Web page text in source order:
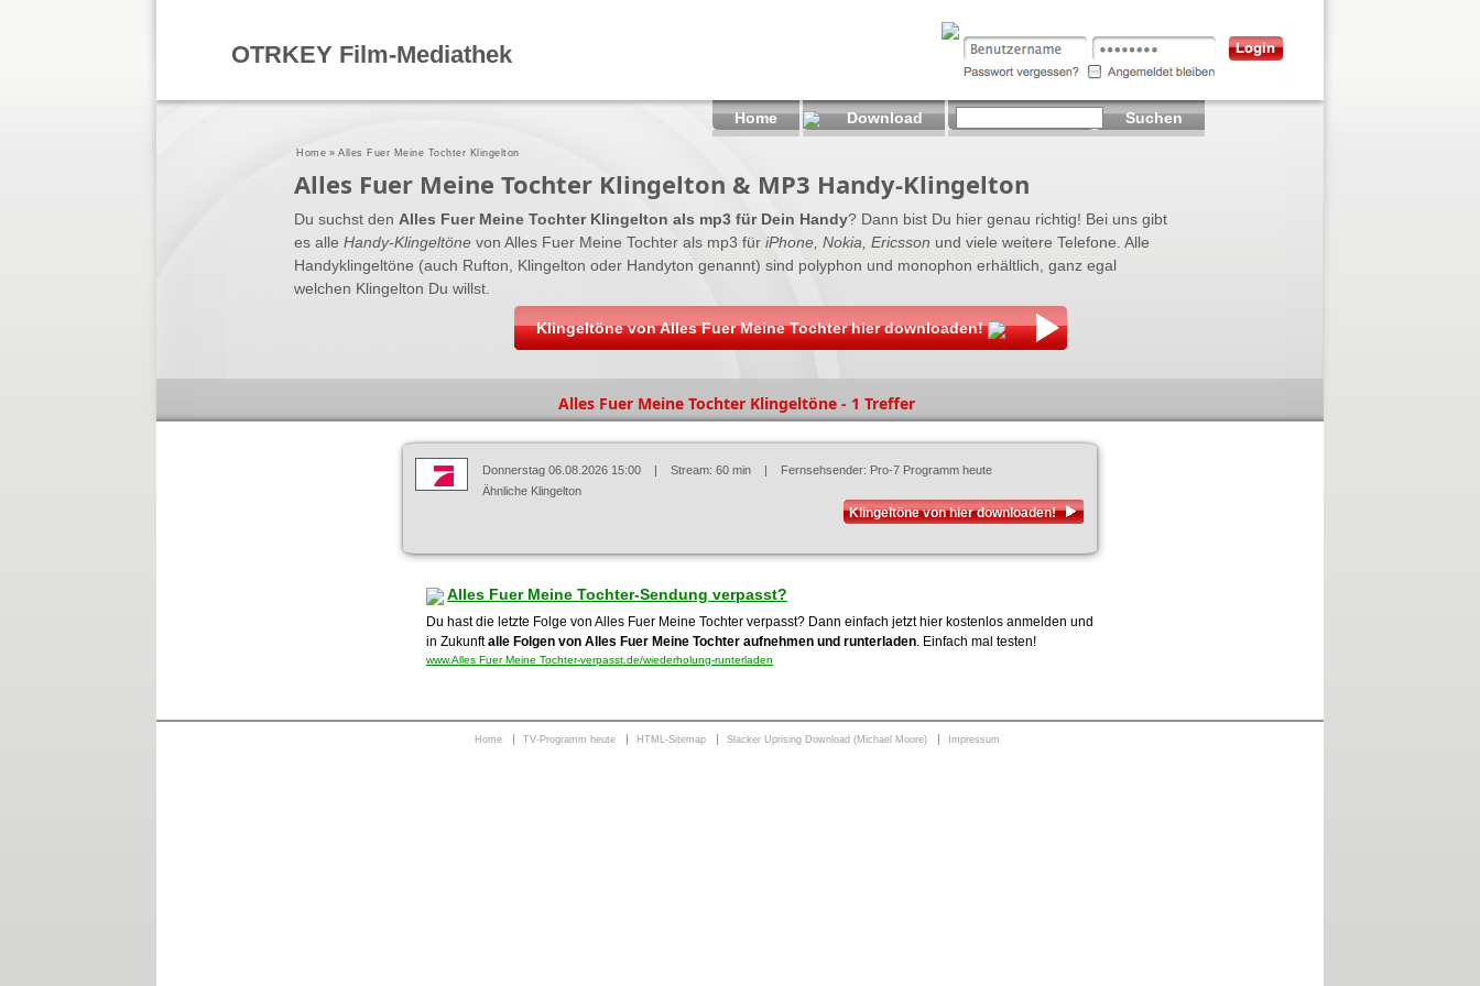
Alles Fuer Meine Tochter Klingelton & MP3 Handy-Klingelton
Du suchst den Alles Fuer Meine Tochter Klingelton als mp3 für Dein Handy? Dann bist Du hier genau richtig! Bei uns gibt
es alle Handy-Klingeltöne von Alles Fuer Meine Tochter als mp3 für iPhone, Nokia, Ericsson und viele weitere Telefone. Alle
Handyklingeltöne (auch Rufton, Klingelton oder Handyton genannt) sind polyphon und monophon erhältlich, ganz egal
welchen Klingelton Du willst.
Klingeltöne von Alles Fuer Meine Tochter hier downloaden!
Alles Fuer Meine Tochter Klingeltöne - 1 Treffer
Donnerstag 06.08.2026 15:00 | Stream: 60 min | Fernsehsender: Pro-7 Programm heute
Ähnliche Klingelton
Klingeltöne von hier downloaden!
Alles Fuer Meine Tochter-Sendung verpasst?
Du hast die letzte Folge von Alles Fuer Meine Tochter verpasst? Dann einfach jetzt hier kostenlos anmelden und
in Zukunftalle Folgen von Alles Fuer Meine Tochter aufnehmen und runterladen. Einfach mal testen!
www.Alles Fuer Meine Tochter-verpasst.de/wiederholung-runterladen
Home »Alles Fuer Meine Tochter Klingelton
OTRKEY Film-Mediathek
Home Download Suchen
Home TV-Programm heute HTML-Sitemap Slacker Uprising Download (Michael Moore) Impressum